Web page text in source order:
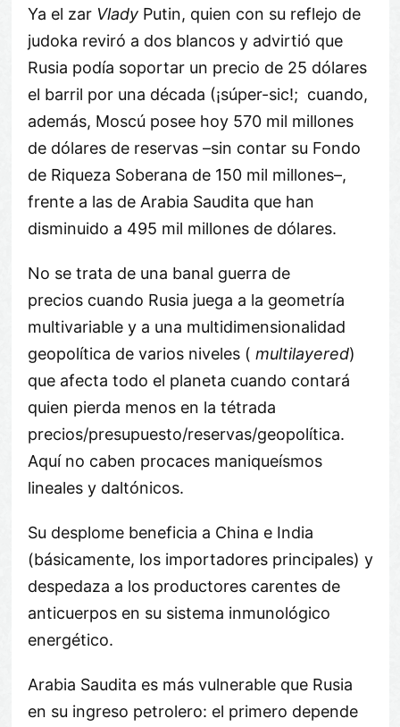
Ya el zar Vlady Putin, quien con su reflejo de
judoka reviró a dos blancos y advirtió que
Rusia podía soportar un precio de 25 dólares
el barril por una década (¡súper-sic!; cuando,
además, Moscú posee hoy 570 mil millones
de dólares de reservas –sin contar su Fondo
de Riqueza Soberana de 150 mil millones–,
frente a las de Arabia Saudita que han
disminuido a 495 mil millones de dólares.
No se trata de una banal guerra de
precios cuando Rusia juega a la geometría
multivariable y a una multidimensionalidad
geopolítica de varios niveles ( multilayered)
que afecta todo el planeta cuando contará
quien pierda menos en la tétrada
precios/presupuesto/reservas/geopolítica.
Aquí no caben procaces maniqueísmos
lineales y daltónicos.
Su desplome beneficia a China e India
(básicamente, los importadores principales) y
despedaza a los productores carentes de
anticuerpos en su sistema inmunológico
energético.
Arabia Saudita es más vulnerable que Rusia
en su ingreso petrolero: el primero depende